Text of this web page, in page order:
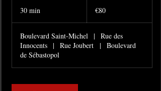
30 min
i
n
€80
Boulevard Saint-Michel |
Rue des
Innocents
| Rue Joubert |
Boulevard
de Sébastopol